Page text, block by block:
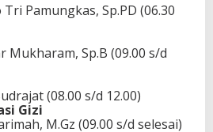
Pamungkas, Sp.PD (06.30
Mukharam, Sp.B (09.00 s/d
(08.00 s/d 12.00)
Gizi
M.Gz (09.00 s/d selesai)